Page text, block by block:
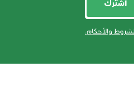
أشترك
والأحكام.